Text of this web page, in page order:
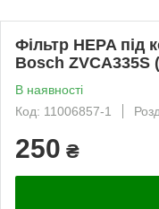
Фільтр HEPA під
Bosch ZVCA335S
В наявності
Код: 11006857-1
250 ₴